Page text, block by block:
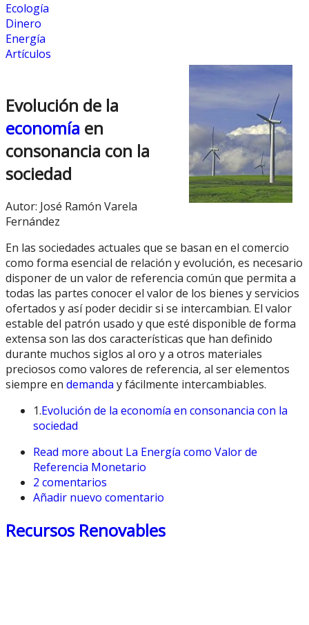
Ecología
Dinero
Energía
Artículos
Evolución de la
economía en
consonancia con la
sociedad
Autor: José Ramón Varela
Fernández
En las sociedades actuales que se basan en el comercio
como forma esencial de relación y evolución, es necesario
disponer de un valor de referencia común que permita a
todas las partes conocer el valor de los bienes y servicios
ofertados y así poder decidir si se intercambian. El valor
estable del patrón usado y que esté disponible de forma
extensa son las dos características que han definido
durante muchos siglos al oro y a otros materiales
preciosos como valores de referencia, al ser elementos
siempre en demanda y fácilmente intercambiables.
1.Evolución de la economía en consonancia con la
sociedad
Read more about La Energía como Valor de
Referencia Monetario
2 comentarios
Añadir nuevo comentario
Recursos Renovables